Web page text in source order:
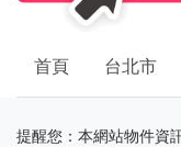
首頁 台北市
提醒您：本網站物件資